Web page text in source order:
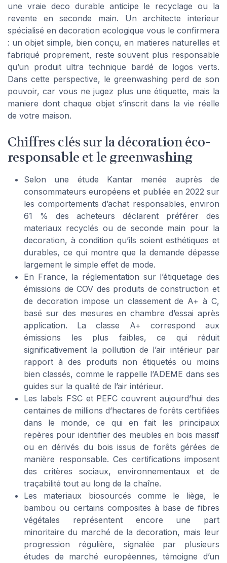
une vraie deco durable anticipe le recyclage ou la
revente en seconde main. Un architecte interieur
spécialisé en decoration ecologique vous le confirmera
: un objet simple, bien conçu, en matieres naturelles et
fabriqué proprement, reste souvent plus responsable
qu’un produit ultra technique bardé de logos verts.
Dans cette perspective, le greenwashing perd de son
pouvoir, car vous ne jugez plus une étiquette, mais la
maniere dont chaque objet s’inscrit dans la vie réelle
de votre maison.
Chiffres clés sur la décoration éco-
responsable et le greenwashing
Selon une étude Kantar menée auprès de
consommateurs européens et publiée en 2022 sur
les comportements d’achat responsables, environ
61 % des acheteurs déclarent préférer des
materiaux recyclés ou de seconde main pour la
decoration, à condition qu’ils soient esthétiques et
durables, ce qui montre que la demande dépasse
largement le simple effet de mode.
En France, la réglementation sur l’étiquetage des
émissions de COV des produits de construction et
de decoration impose un classement de A+ à C,
basé sur des mesures en chambre d’essai après
application. La classe A+ correspond aux
émissions les plus faibles, ce qui réduit
significativement la pollution de l’air intérieur par
rapport à des produits non étiquetés ou moins
bien classés, comme le rappelle l’ADEME dans ses
guides sur la qualité de l’air intérieur.
Les labels FSC et PEFC couvrent aujourd’hui des
centaines de millions d’hectares de forêts certifiées
dans le monde, ce qui en fait les principaux
repères pour identifier des meubles en bois massif
ou en dérivés du bois issus de forêts gérées de
manière responsable. Ces certifications imposent
des critères sociaux, environnementaux et de
traçabilité tout au long de la chaîne.
Les materiaux biosourcés comme le liège, le
bambou ou certains composites à base de fibres
végétales représentent encore une part
minoritaire du marché de la decoration, mais leur
progression régulière, signalée par plusieurs
études de marché européennes, témoigne d’un